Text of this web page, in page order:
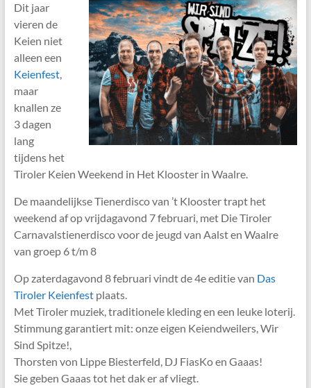
De
Keien
Dit jaar
vieren de
Keien niet
alleen een
Keienfest,
maar
knallen ze
3 dagen
lang
tijdens het
Tiroler Keien Weekend in Het Klooster in Waalre.
De maandelijkse Tienerdisco van ’t Klooster trapt het
weekend af op vrijdagavond 7 februari, met Die Tiroler
Carnavalstienerdisco voor de jeugd van Aalst en Waalre
van groep 6 t/m 8
Op zaterdagavond 8 februari vindt de 4e editie van Das
Tiroler Keienfestplaats.
Met Tiroler muziek, traditionele kleding en een leuke loterij.
Stimmung garantiert mit: onze eigen Keiendweilers, Wir
Sind Spitze!,
Thorsten von Lippe Biesterfeld, DJ FiasKo en Gaaas!
Sie geben Gaaas tot het dak er af vliegt.